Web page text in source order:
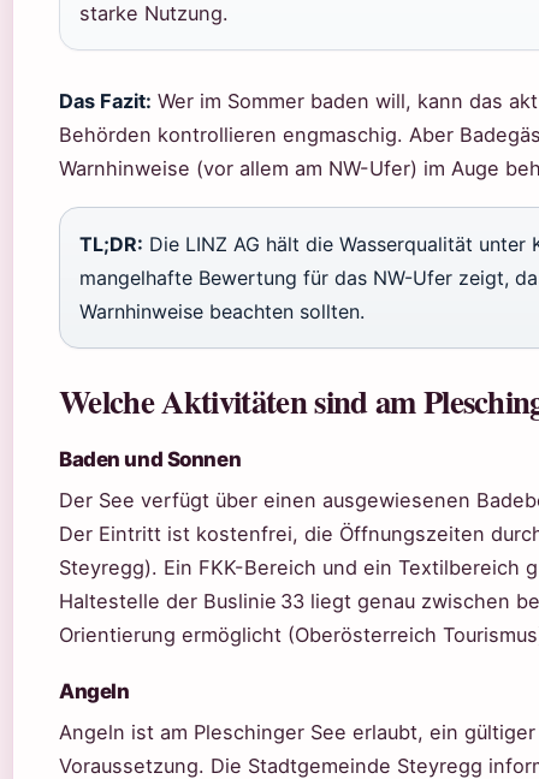
starke Nutzung.
Das Fazit: Wer im Sommer baden will, kann das
Behörden kontrollieren engmaschig. Aber
Warnhinweise (vor allem am NW-Ufer) im Auge
TL;DR: Die LINZ AG hält die Wasserqualität unter
mangelhafte Bewertung für das NW-Ufer zeigt,
Warnhinweise beachten sollten.
Welche Aktivitäten sind am
Baden und Sonnen
Der See verfügt über einen ausgewiesenen
Der Eintritt ist kostenfrei, die Öffnungszeiten
Steyregg). Ein FKK-Bereich und ein Textilbereich
Haltestelle der Buslinie 33 liegt genau zwischen
Orientierung ermöglicht (Oberösterreich
Angeln
Angeln ist am Pleschinger See erlaubt, ein
Voraussetzung. Die Stadtgemeinde Steyregg